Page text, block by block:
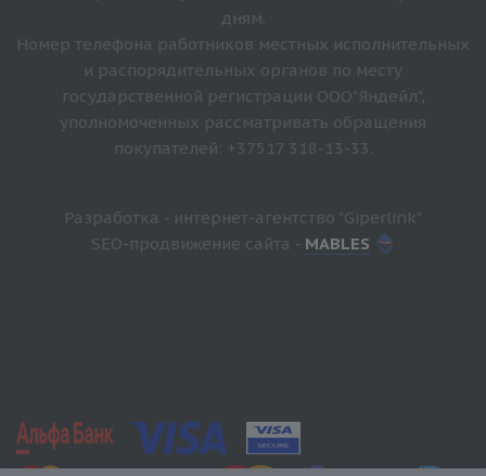
дням.
Номер телефона работников местных исполнительных
и распорядительных органов по месту
государственной регистрации ООО"Яндейл",
уполномоченных рассматривать обращения
покупателей: +37517 318-13-33.
Разработка - интернет-агентство "Giperlink"
SEO-продвижение сайта - MABLES